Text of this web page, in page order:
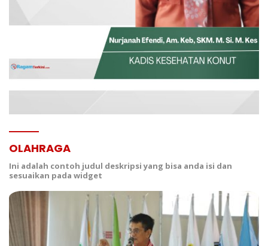
OLAHRAGA
Ini adalah contoh judul deskripsi yang bisa anda isi dan
sesuaikan pada widget